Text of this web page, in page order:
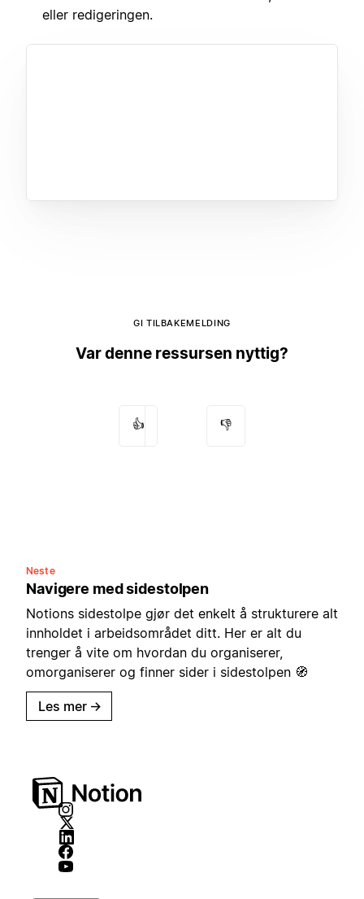
eller redigeringen.
GI TILBAKEMELDING
Var denne ressursen nyttig?
👍 👎
Neste
Navigere med sidestolpen
Notions sidestolpe gjør det enkelt å strukturere alt
innholdet i arbeidsområdet ditt. Her er alt du
trenger å vite om hvordan du organiserer,
omorganiserer og finner sider i sidestolpen 🧭
Les mer →